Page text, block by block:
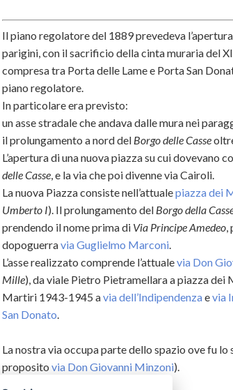
Il piano regolatore del 1889 prevedeva
parigini, con il sacrificio della cinta muraria del
compresa tra Porta delle Lame e Porta San
piano regolatore.
In particolare era previsto:
un asse stradale che andava dalle mura nei
il prolungamento a nord del Borgo delle Casse
L’apertura di una nuova piazza su cui dovevano
delle Casse, e la via che poi divenne via Cairoli.
La nuova Piazza consiste nell’attualepiazza dei
Umberto I). Il prolungamento del Borgo della
prendendo il nome prima di Via Principe Amedeo,
dopoguerravia Guglielmo Marconi.
L’asse realizzato comprende l’attualevia Don
Mille), da viale Pietro Pietramellara a piazza
Martiri 1943-1945 avia dell’Indipendenzaevia
San Donato.
La nostra via occupa parte dello spazio ove fu
propositovia Don Giovanni Minzoni).